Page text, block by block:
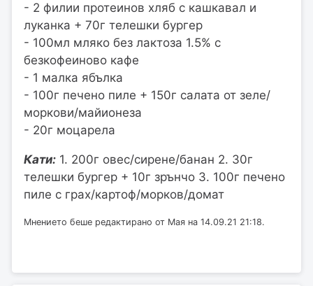
- 2 филии протеинов хляб с кашкавал и
луканка + 70г телешки бургер
- 100мл мляко без лактоза 1.5% с
безкофеиново кафе
- 1 малка ябълка
- 100г печено пиле + 150г салата от зеле/
моркови/майионеза
- 20г моцарела
Кати: 1. 200г овес/сирене/банан 2. 30г
телешки бургер + 10г зрънчо 3. 100г печено
пиле с грах/картоф/морков/домат
Мнението беше редактирано от Мая на 14.09.21 21:18.